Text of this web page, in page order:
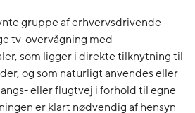
gruppe af erhvervsdrivende
tv-overvågning med
som ligger i direkte tilknytning til
og som naturligt anvendes eller
eller flugtvej i forhold til egne
er klart nødvendig af hensyn